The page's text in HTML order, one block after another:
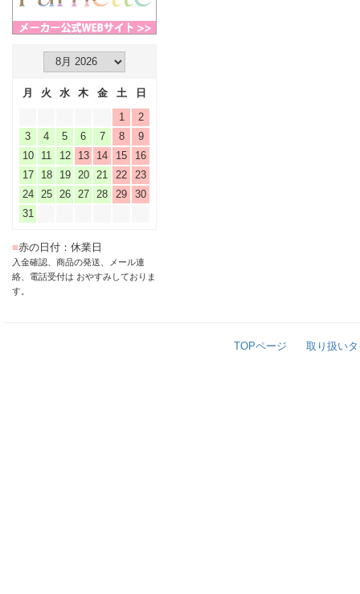
月 火 水 木 金 土
日
1
2
3
4 5 6 7 8
9
10
11 12 13 14 15
16
17
18 19 20 21 22
23
24
25 26 27 28 29
30
31
■赤の日付：休業日
入金確認、商品の発送、メール連
絡、電話受付は おやすみしておりま
す。
TOPページ 取り扱い